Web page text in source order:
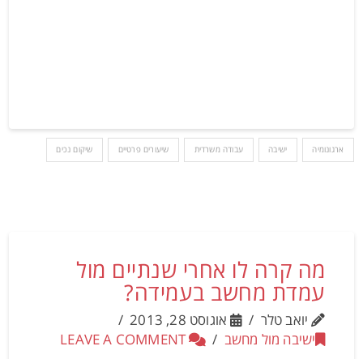
ארגונומיה ישיבה עבודה משרדית שיעורים פרטיים שיקום נכים
מה קרה לו אחרי שנתיים מול
עמדת מחשב בעמידה?
יואב טלר
אוגוסט 28, 2013
ישיבה מול מחשב
LEAVE A COMMENT